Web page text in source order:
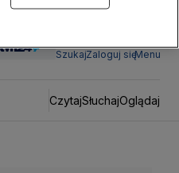
SzukajZaloguj sięMenu
CzytajSłuchajOglądaj